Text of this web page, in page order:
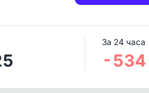
За 24 часа
-534